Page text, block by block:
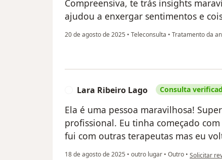
Compreensiva, te trás insights
ajudou a enxergar sentimentos e
20 de agosto de 2025 • Teleconsulta • Tratamento da
Lara Ribeiro Lago Consulta
Ela é uma pessoa maravilhosa!
profissional. Eu tinha começado
fui com outras terapeutas mas eu
18 de agosto de 2025 • outro lugar • Outro • na opinião
Solicitar